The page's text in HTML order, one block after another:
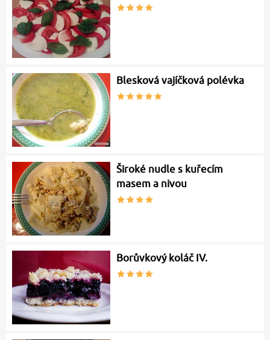
Blesková vajíčková polévka
Široké nudle s kuřecím
masem a nivou
Borůvkový koláč IV.